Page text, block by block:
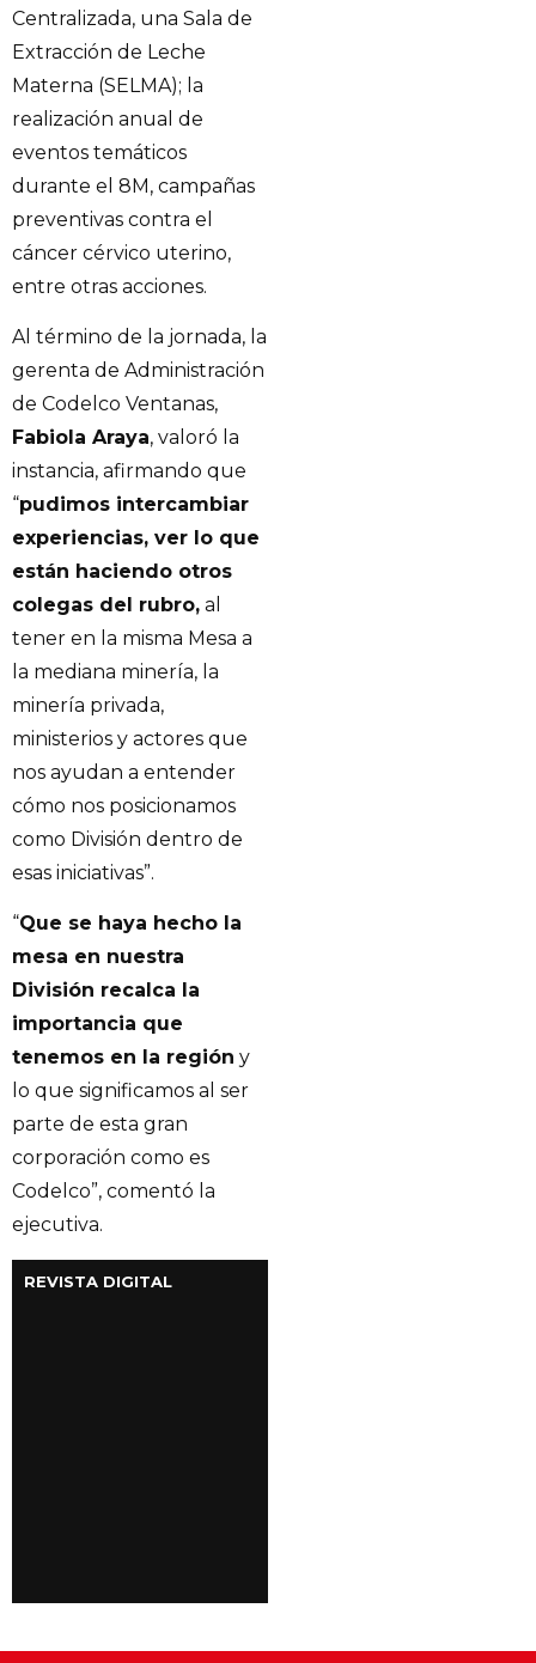
Centralizada, una Sala de
Extracción de Leche
Materna (SELMA); la
realización anual de
eventos temáticos
durante el 8M, campañas
preventivas contra el
cáncer cérvico uterino,
entre otras acciones.
Al término de la jornada, la
gerenta de Administración
de Codelco Ventanas,
Fabiola Araya, valoró la
instancia, afirmando que
“pudimos intercambiar
experiencias, ver lo que
están haciendo otros
colegas del rubro, al
tener en la misma Mesa a
la mediana minería, la
minería privada,
ministerios y actores que
nos ayudan a entender
cómo nos posicionamos
como División dentro de
esas iniciativas”.
“Que se haya hecho la
mesa en nuestra
División recalca la
importancia que
tenemos en la región y
lo que significamos al ser
parte de esta gran
corporación como es
Codelco”, comentó la
ejecutiva.
REVISTA DIGITAL